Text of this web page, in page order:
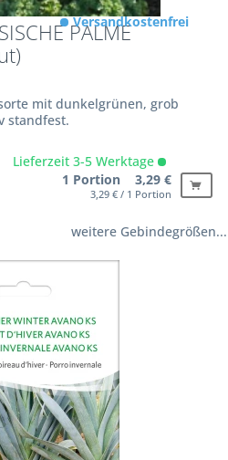
PALME
mit dunkelgrünen, grob
standfest.
Versandkostenfrei
Lieferzeit 3-5 Werktage
1 Portion 3,29 €
3,29 € / 1 Portion
weitere Gebindegrößen...